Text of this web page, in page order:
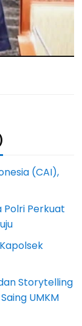
(CAI),
Polri Perkuat
Storytelling
UMKM